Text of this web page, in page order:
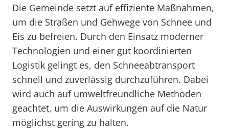
Die Gemeinde setzt auf effiziente Maßnahmen,
um die Straßen und Gehwege von Schnee und
Eis zu befreien. Durch den Einsatz moderner
Technologien und einer gut koordinierten
Logistik gelingt es, den Schneeabtransport
schnell und zuverlässig durchzuführen. Dabei
wird auch auf umweltfreundliche Methoden
geachtet, um die Auswirkungen auf die Natur
möglichst gering zu halten.